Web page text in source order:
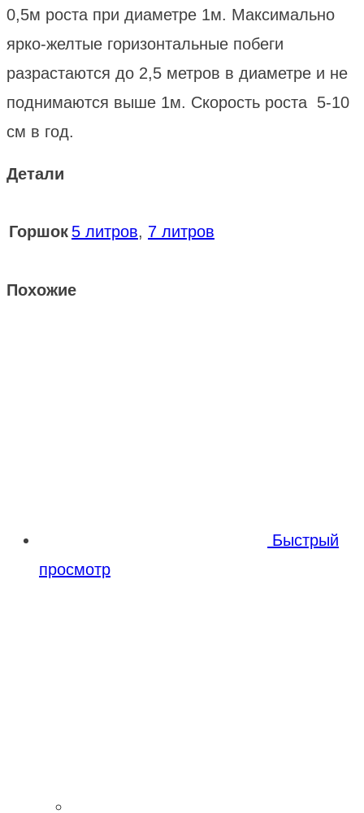
0,5м роста при диаметре 1м. Максимально
ярко-желтые горизонтальные побеги
разрастаются до 2,5 метров в диаметре и не
поднимаются выше 1м. Скорость роста 5-10
см в год.
Детали
Горшок 5 литров, 7 литров
Похожие
Быстрый
просмотр